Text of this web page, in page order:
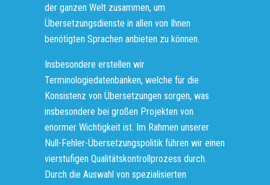
der ganzen Welt zusammen, um
Übersetzungsdienste in allen von Ihnen
benötigten Sprachen anbieten zu können.
Insbesondere erstellen wir
Terminologiedatenbanken, welche für die
Konsistenz von Übersetzungen sorgen, was
insbesondere bei großen Projekten von
enormer Wichtigkeit ist. Im Rahmen unserer
Null-Fehler-Übersetzungspolitik führen wir einen
vierstufigen Qualitätskontrollprozess durch.
Durch die Auswahl von spezialisierten